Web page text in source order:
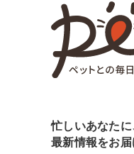
忙しいあなた
最新情報をお